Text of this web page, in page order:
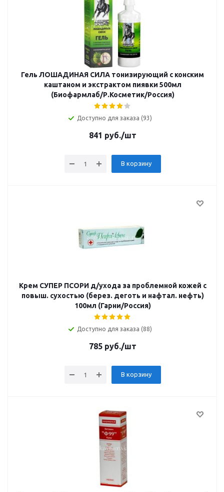
Гель ЛОШАДИНАЯ СИЛА тонизирующий с конским
каштаном и экстрактом пиявки 500мл
(Биофармлаб/Р.Косметик/Россия)
Доступно для заказа (93)
841 руб./шт
В корзину
Крем СУПЕР ПСОРИ д/ухода за проблемной кожей с
повыш. сухостью (берез. деготь и нафтал. нефть)
100мл (Гарни/Россия)
Доступно для заказа (88)
785руб./шт
В корзину